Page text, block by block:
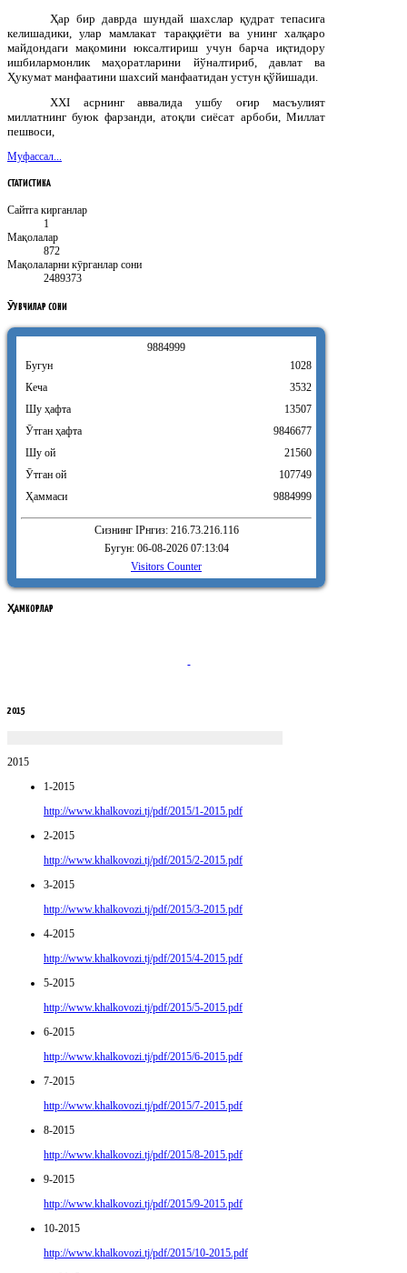
Ҳар бир даврда шундай шахслар қудрат тепасига
келишадики, улар мамлакат тараққиёти ва унинг халқаро
майдондаги мақомини юксалтириш учун барча иқтидору
ишбилармонлик маҳоратларини йўналтириб, давлат ва
Ҳукумат манфаатини шахсий манфаатидан устун қўйишади.
ХХI асрнинг аввалида ушбу оғир масъулият
миллатнинг буюк фарзанди, атоқли сиёсат арбоби, Миллат
пешвоси,
Муфассал...
СТАТИСТИКА
Сайтга кирганлар
1
Мақолалар
872
Мақолаларни кӯрганлар сони
2489373
ӮҚУВЧИЛАРСОНИ
9884999
Бугун
Кеча
Шу ҳафта
Ӯтган ҳафта
Шу ой
Ӯтган ой
Ҳаммаси
1028
3532
13507
9846677
21560
107749
9884999
Сизнинг IPнгиз: 216.73.216.116
Бугун: 06-08-2026 07:13:04
Visitors Counter
ҲАМКОРЛАР
2015
2015
1-2015
http://www.khalkovozi.tj/pdf/2015/1-2015.pdf
2-2015
http://www.khalkovozi.tj/pdf/2015/2-2015.pdf
3-2015
http://www.khalkovozi.tj/pdf/2015/3-2015.pdf
4-2015
http://www.khalkovozi.tj/pdf/2015/4-2015.pdf
5-2015
http://www.khalkovozi.tj/pdf/2015/5-2015.pdf
6-2015
http://www.khalkovozi.tj/pdf/2015/6-2015.pdf
7-2015
http://www.khalkovozi.tj/pdf/2015/7-2015.pdf
8-2015
http://www.khalkovozi.tj/pdf/2015/8-2015.pdf
9-2015
http://www.khalkovozi.tj/pdf/2015/9-2015.pdf
10-2015
http://www.khalkovozi.tj/pdf/2015/10-2015.pdf